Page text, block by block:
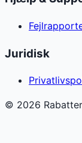
Juridisk
© 2026